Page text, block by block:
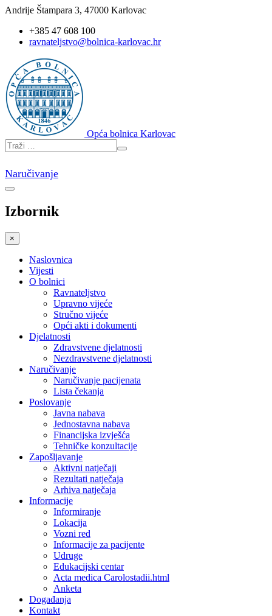
Andrije Štampara 3, 47000 Karlovac
+385 47 608 100
ravnateljstvo@bolnica-karlovac.hr
Opća bolnica Karlovac
Naručivanje
Izbornik
×
Naslovnica
Vijesti
O bolnici
Ravnateljstvo
Upravno vijeće
Stručno vijeće
Opći akti i dokumenti
Djelatnosti
Zdravstvene djelatnosti
Nezdravstvene djelatnosti
Naručivanje
Naručivanje pacijenata
Lista čekanja
Poslovanje
Javna nabava
Jednostavna nabava
Financijska izvješća
Tehničke konzultacije
Zapošljavanje
Aktivni natječaji
Rezultati natječaja
Arhiva natječaja
Informacije
Informiranje
Lokacija
Vozni red
Informacije za pacijente
Udruge
Edukacijski centar
Acta medica Carolostadii.html
Anketa
Događanja
Kontakt